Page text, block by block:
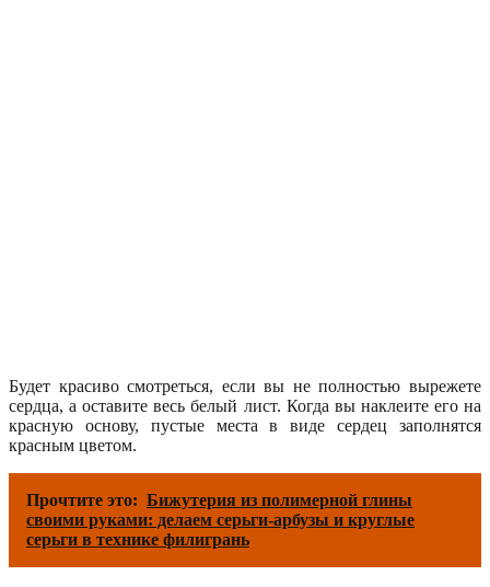
Будет красиво смотреться, если вы не полностью вырежете
сердца, а оставите весь белый лист. Когда вы наклеите его на
красную основу, пустые места в виде сердец заполнятся
красным цветом.
Прочтите это: Бижутерия из полимерной глины
своими руками: делаем серьги-арбузы и круглые
серьги в технике филигрань